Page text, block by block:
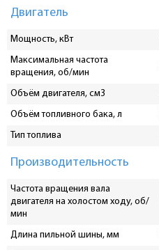
Двигатель
Мощность, кВт
Максимальная частота
вращения, об/мин
Объём двигателя, см3
Объём топливного бака, л
Тип топлива
Производительность
Частота вращения вала
двигателя на холостом ходу, об/
мин
Длина пильной шины, мм